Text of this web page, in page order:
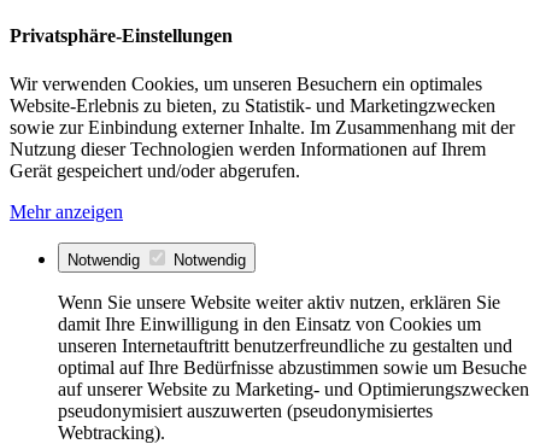
Privatsphäre-Einstellungen
Wir verwenden Cookies, um unseren Besuchern ein optimales
Website-Erlebnis zu bieten, zu Statistik- und Marketingzwecken
sowie zur Einbindung externer Inhalte. Im Zusammenhang mit der
Nutzung dieser Technologien werden Informationen auf Ihrem
Gerät gespeichert und/oder abgerufen.
Mehr anzeigen
Notwendig Notwendig
Wenn Sie unsere Website weiter aktiv nutzen, erklären Sie
damit Ihre Einwilligung in den Einsatz von Cookies um
unseren Internetauftritt benutzerfreundliche zu gestalten und
optimal auf Ihre Bedürfnisse abzustimmen sowie um Besuche
auf unserer Website zu Marketing- und Optimierungszwecken
pseudonymisiert auszuwerten (pseudonymisiertes
Webtracking).